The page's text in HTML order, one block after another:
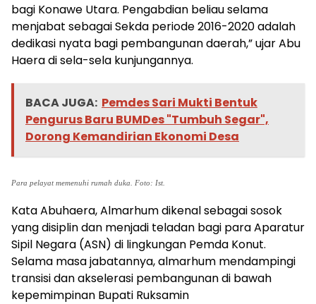
bagi Konawe Utara. Pengabdian beliau selama
menjabat sebagai Sekda periode 2016-2020 adalah
dedikasi nyata bagi pembangunan daerah,” ujar Abu
Haera di sela-sela kunjungannya.
BACA JUGA: Pemdes Sari Mukti Bentuk
Pengurus Baru BUMDes "Tumbuh Segar",
Dorong Kemandirian Ekonomi Desa
Para pelayat memenuhi rumah duka. Foto: Ist.
Kata Abuhaera, Almarhum dikenal sebagai sosok
yang disiplin dan menjadi teladan bagi para Aparatur
Sipil Negara (ASN) di lingkungan Pemda Konut.
Selama masa jabatannya, almarhum mendampingi
transisi dan akselerasi pembangunan di bawah
kepemimpinan Bupati Ruksamin